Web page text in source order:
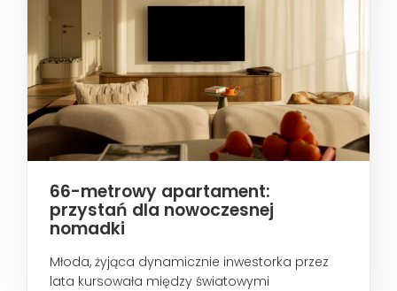
66-metrowy apartament:
przystań dla nowoczesnej
nomadki
Młoda, żyjąca dynamicznie inwestorka przez
lata kursowała między światowymi